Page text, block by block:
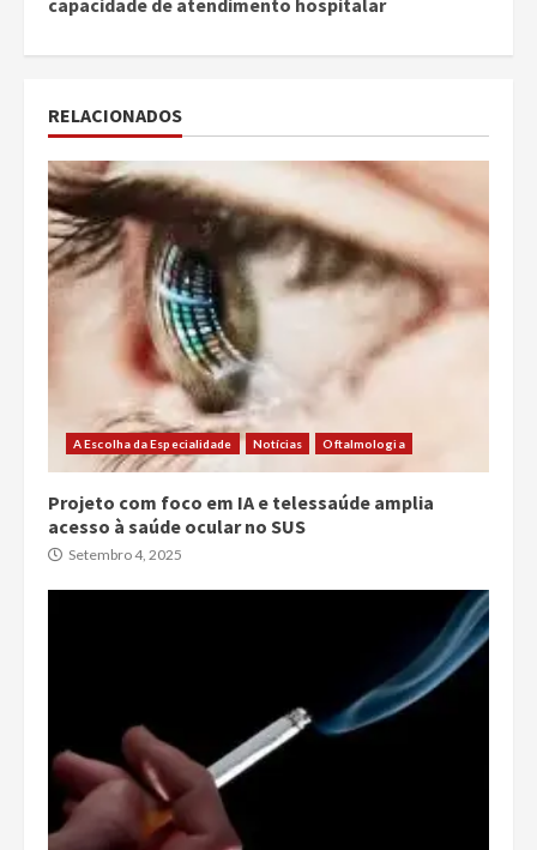
capacidade de atendimento hospitalar
RELACIONADOS
A Escolha da Especialidade Notícias Oftalmologia
Projeto com foco em IA e telessaúde amplia
acesso à saúde ocular no SUS
Setembro 4, 2025